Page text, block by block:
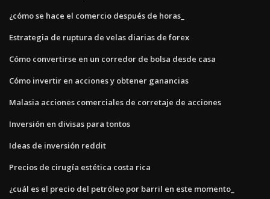
¿cómo se hace el comercio después de horas_
Estrategia de ruptura de velas diarias de forex
Cómo convertirse en un corredor de bolsa desde casa
Cómo invertir en acciones y obtener ganancias
Malasia acciones comerciales de corretaje de acciones
Inversión en divisas para tontos
Ideas de inversión reddit
Precios de cirugía estética costa rica
¿cuál es el precio del petróleo por barril en este momento_